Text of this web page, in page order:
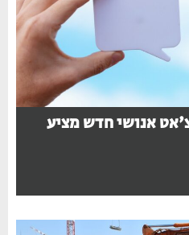
אנושי חדש מציע